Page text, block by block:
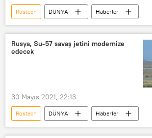
Rostech DÜNYA
Haberler
SAVUNMA
MAKS-2021
Savaş uçağı
Karadeniz
İngiltere
Rusya, Su-57 savaş jetini modernize
edecek
30 Mayıs 2021, 22:13
Rostech DÜNYA
Haberler
SAVUNMA
Sergey Çemezov